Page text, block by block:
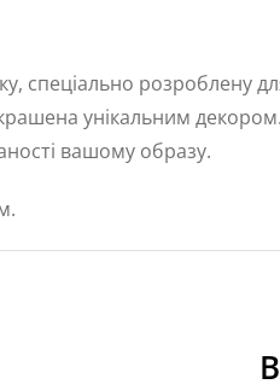
спеціально розроблену
унікальним
вашому образу.